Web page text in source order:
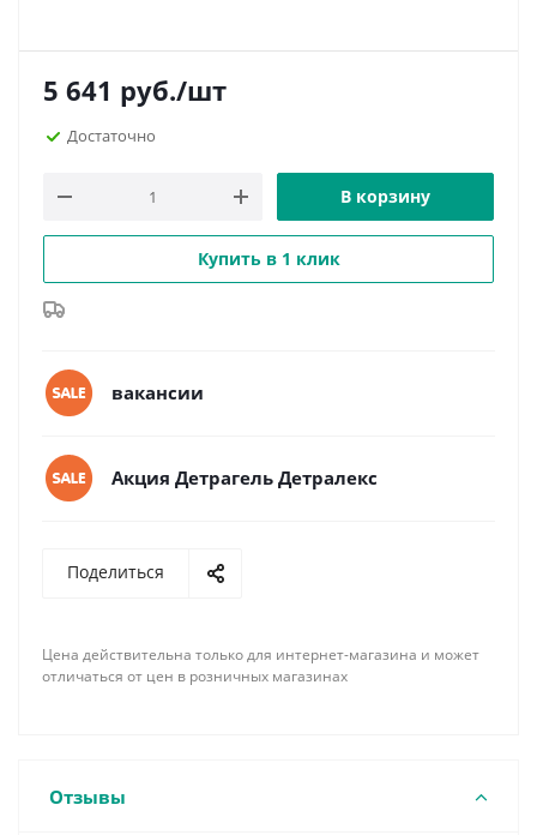
5 641 руб./шт
Достаточно
В корзину
Купить в 1 клик
вакансии
Акция Детрагель Детралекс
Поделиться
Цена действительна только для интернет-магазина и может
отличаться от цен в розничных магазинах
Отзывы